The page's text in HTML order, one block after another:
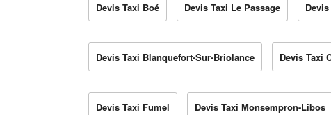
Devis Taxi Boé Devis Taxi Le Passage
Devis Taxi Blanquefort-Sur-Briolance Devis Taxi
Devis Taxi Fumel Devis Taxi Monsempron-Libos